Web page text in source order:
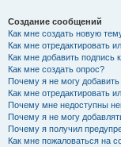
Создание сообщений
Как мне создать новую
Как мне отредактировать
Как мне добавить подпись
Как мне создать опрос?
Почему я не могу
Как мне отредактировать
Почему мне недоступны
Почему я не могу
Почему я получил
Как мне пожаловаться на